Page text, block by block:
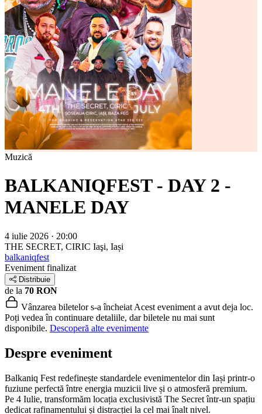
Muzică
BALKANIQFEST - DAY 2 -
MANELE DAY
4 iulie 2026 · 20:00
THE SECRET, CIRIC Iaşi, Iași
balkaniqfest
Eveniment finalizat
Distribuie
de la 70 RON
Vânzarea biletelor s-a încheiat Acest eveniment a avut deja loc.
Poți vedea în continuare detaliile, dar biletele nu mai sunt
disponibile. Descoperă alte evenimente
Despre eveniment
Balkaniq Fest redefinește standardele evenimentelor din Iași printr-o
fuziune perfectă între energia muzicii live și o atmosferă premium.
Pe 4 Iulie, transformăm locația exclusivistă The Secret într-un spațiu
dedicat rafinamentului și distracției la cel mai înalt nivel.